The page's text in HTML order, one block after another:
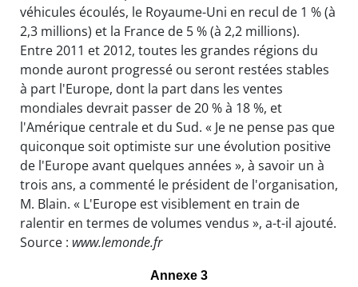
véhicules écoulés, le Royaume-Uni en recul de 1 % (à
2,3 millions) et la France de 5 % (à 2,2 millions).
Entre 2011 et 2012, toutes les grandes régions du
monde auront progressé ou seront restées stables
à part l'Europe, dont la part dans les ventes
mondiales devrait passer de 20 % à 18 %, et
l'Amérique centrale et du Sud. « Je ne pense pas que
quiconque soit optimiste sur une évolution positive
de l'Europe avant quelques années », à savoir un à
trois ans, a commenté le président de l'organisation,
M. Blain. « L'Europe est visiblement en train de
ralentir en termes de volumes vendus », a-t-il ajouté.
Source : www.lemonde.fr
Annexe 3